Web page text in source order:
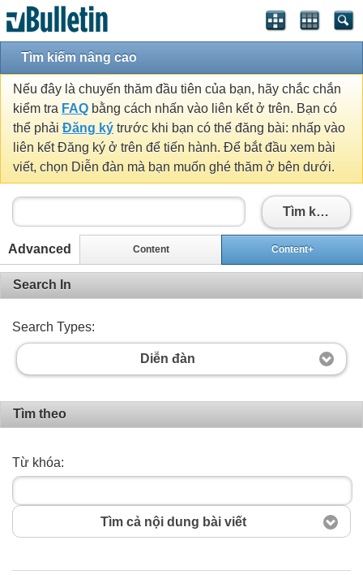
Tìm kiếm nâng cao
Nếu đây là chuyến thăm đầu tiên của bạn, hãy chắc chắn
kiểm tra FAQ bằng cách nhấn vào liên kết ở trên. Bạn có
thể phải Đăng ký trước khi bạn có thể đăng bài: nhấp vào
liên kết Đăng ký ở trên để tiến hành. Để bắt đầu xem bài
viết, chọn Diễn đàn mà bạn muốn ghé thăm ở bên dưới.
Tìm kiếm
Advanced Content Content+
Search In
Search Types:
Diễn đàn
Tìm theo
Từ khóa:
Tìm cả nội dung bài viết